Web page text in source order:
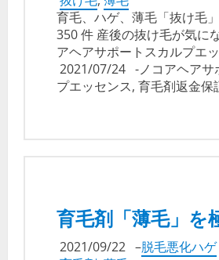
育毛、ハゲ、薄毛「抜け毛
350 件 産後の抜け毛が気に
アヘアサポートスカルプエ
2021/07/24 -ノコアヘアサ
プエッセンス, 育毛剤返金保
育毛剤「薄毛」を
2021/09/22 –脱毛悪化ハゲ